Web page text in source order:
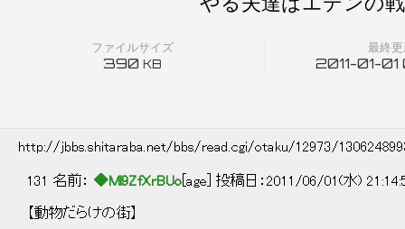
ファイルサイズ
390 KB
最終
2011-01-
http://jbbs.shitaraba.net/bbs/read.cgi/otaku/12973/
131 名前： ◆Ml9ZfXrBUo [age] 投稿日：2011/06/01(水)
【動物だらけの街】